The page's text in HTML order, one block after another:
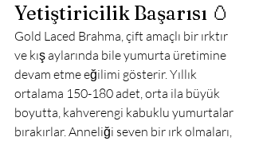
Yetiştiricilik Başarısı 🥚
Gold Laced Brahma, çift amaçlı bir ırktır
ve kış aylarında bile yumurta üretimine
devam etme eğilimi gösterir. Yıllık
ortalama 150-180 adet, orta ila büyük
boyutta, kahverengi kabuklu yumurtalar
bırakırlar. Anneliği seven bir ırk olmaları,